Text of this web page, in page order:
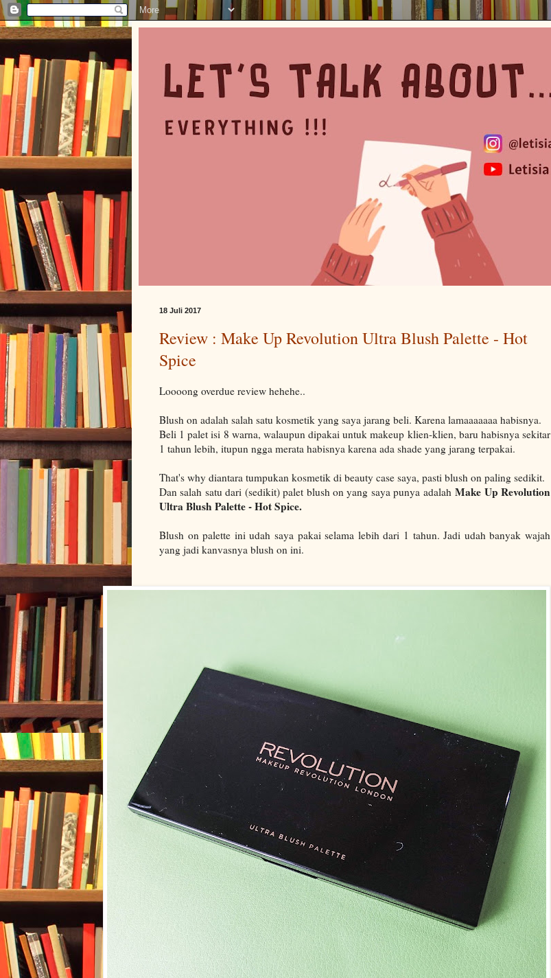
18 Juli 2017
Review : Make Up Revolution Ultra Blush Palette - Hot
Spice
Loooong overdue review hehehe..
Blush on adalah salah satu kosmetik yang saya jarang beli. Karena lamaaaaaaa habisnya.
Beli 1 palet isi 8 warna, walaupun dipakai untuk makeup klien-klien, baru habisnya sekitar
1 tahun lebih, itupun ngga merata habisnya karena ada shade yang jarang terpakai.
That's why diantara tumpukan kosmetik di beauty case saya, pasti blush on paling sedikit.
Dan salah satu dari (sedikit) palet blush on yang saya punya adalahMake Up Revolution
Ultra Blush Palette - Hot Spice.
Blush on palette ini udah saya pakai selama lebih dari 1 tahun. Jadi udah banyak wajah
yang jadi kanvasnya blush on ini.